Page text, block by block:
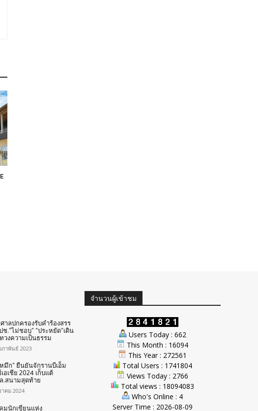
าลปกครองรับคำร้องสรร
ช.”ไม่ชอบ” “ประหยัด”เดิน
วงความเป็นธรรม
ภาพันธ์ 2023
หมึก” ยืนยันจักรานบีเอ็ม
เอเชีย 2024 เก็บแต้
.สนามสุดท้าย
คม 2024
มนักเขียนแห่ง
จำนวนผู้เข้าชม
Users Today : 662
This Month : 16094
This Year : 272561
Total Users : 1741804
Views Today : 2766
Total views : 18094083
Who's Online : 4
Server Time : 2026-08-09